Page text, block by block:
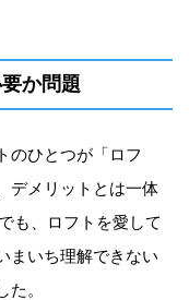
か問題
のひとつが「ロフ
デメリットとは一体
も、ロフトを愛して
まいち理解できない
。